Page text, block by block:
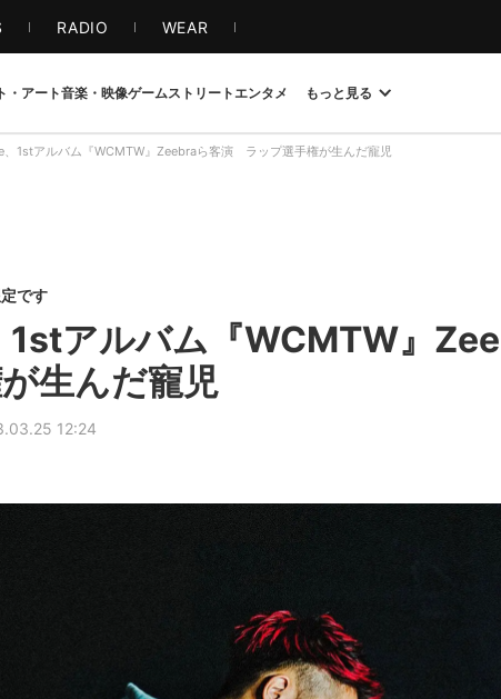
RADIO WEAR
・アート音楽・映像ゲームストリート エンタメ もっと見る
、1stアルバム『WCMTW』Zeebraら客演 ラップ選手権が生んだ寵児
です
1stアルバム『WCMTW』
生んだ寵児
12:24